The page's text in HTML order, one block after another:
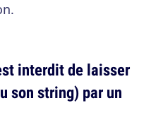
interdit de laisser
son string) par un